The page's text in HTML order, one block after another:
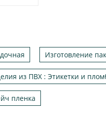
Изготовление
из ПВХ : Этикетки и
пленка